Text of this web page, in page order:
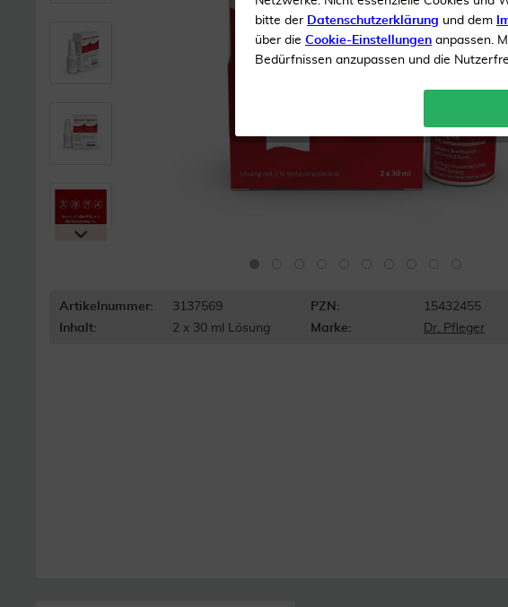
Artikelnummer: 3137569 PZN:
15432455
Inhalt:
2 x 30 ml Lösung Marke: Dr. Pfleger
bitte der Datenschutzerklärung und dem
über die Cookie-Einstellungen anpassen.
Bedürfnissen anzupassen und die